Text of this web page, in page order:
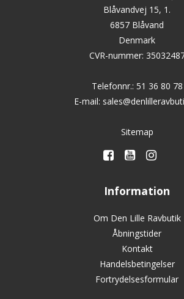
Blåvandvej 15, 1.
6857 Blåvand
Denmark
CVR-nummer:
Telefonnr.: 51 36 80 78
E-mail:
Sitemap
Information
Om Den Lille Ravbutik
Åbningstider
Kontakt
Handelsbetingelser
Fortrydelsesformular